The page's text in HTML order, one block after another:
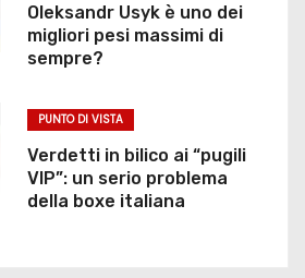
Oleksandr Usyk è uno dei
migliori pesi massimi di
sempre?
PUNTO DI VISTA
Verdetti in bilico ai “pugili
VIP”: un serio problema
della boxe italiana